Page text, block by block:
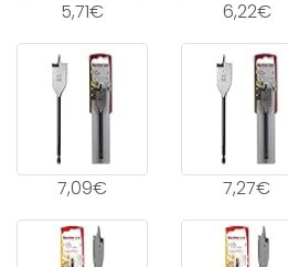
5,71€ 6,22€
7,09€ 7,27€